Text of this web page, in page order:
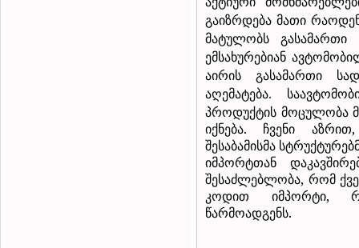
გაიზრდება მათი
მატულობს
გასამართი
ემსახურებიან
აირის
გასამართი
აღემატება.
პროდუქტის მოცულობა
იქნება. ჩვენი
შესაბამისმა
იმპორტთან
შესაძლებლობა, რომ
კოდით იმპორტი,
წარმოადგენს.